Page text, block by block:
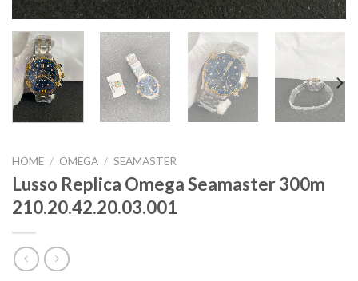
HOME / OMEGA / SEAMASTER
Lusso Replica Omega Seamaster 300m
210.20.42.20.03.001